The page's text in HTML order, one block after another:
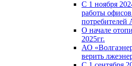
С 1 ноября
работы
потребителей
О начале
2025гг.
АО
верить